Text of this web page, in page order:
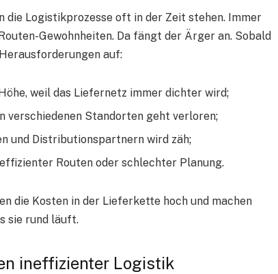
die Logistikprozesse oft in der Zeit stehen. Immer
Gewohnheiten. Da fängt der Ärger an. Sobald
auf:
weil das Liefernetz immer dichter wird;
verschiedenen Standorten geht verloren;
und Distributionspartnern wird zäh;
Routen oder schlechter Planung.
die Kosten in der Lieferkette hoch und machen
sie rund läuft.
ineffizienter Logistik